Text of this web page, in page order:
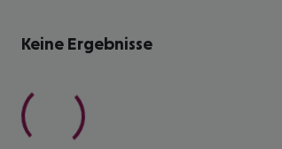
Keine Ergebnisse